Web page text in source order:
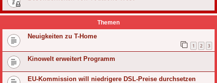
Themen
Neuigkeiten zu T-Home
1 2 3
Kinowelt erweitert Programm
EU-Kommission will niedrigere DSL-Preise durchsetzen